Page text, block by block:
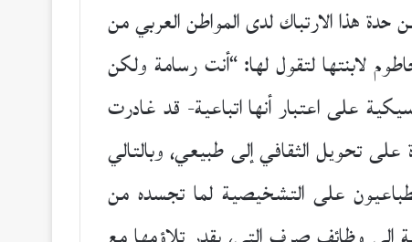
هذا الارتباك لدى المواطن العربي من
لابنتها لتقول لها: “أنت رسامة ولكن
على اعتبار أنها اتباعية- قد غادرت
تحويل الثقافي إلى طبيعي، وبالتالي
على التشخيصية لما تجسده من